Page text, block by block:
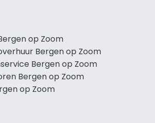
op Zoom
Bergen op Zoom
Bergen op Zoom
Bergen op Zoom
op Zoom